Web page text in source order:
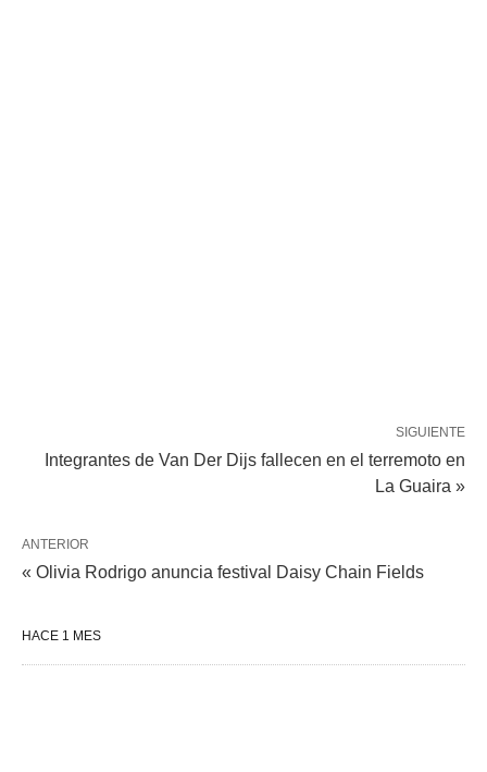
SIGUIENTE
Integrantes de Van Der Dijs fallecen en el terremoto en
La Guaira »
ANTERIOR
« Olivia Rodrigo anuncia festival Daisy Chain Fields
HACE 1 MES